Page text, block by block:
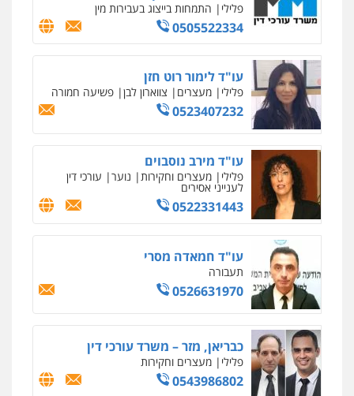
פלילי התמחות בייצוג בעבירות מין
0505522334
עו"ד לימור רוט חזן
פלילי מעצרים צווארון לבן פשיעה חמורה
0523407232
עו"ד מירב נוסבוים
פלילי מעצרים וחקירות נוער עורכי דין
לענייני אסירים
0522331443
עו"ד חמאדה מסרי
תעבורה
0526631970
כבריאן, מזר – משרד עורכי דין
פלילי מעצרים וחקירות
0543986802